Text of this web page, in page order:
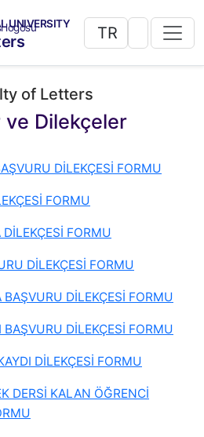
UNIVERSITY TR
of Letters
ve Dilekçeler
DİLEKÇESİ FORMU
FORMU
FORMU
DİLEKÇESİ FORMU
DİLEKÇESİ FORMU
DİLEKÇESİ FORMU
DİLEKÇESİ FORMU
DERSİ KALAN ÖĞRENCİ